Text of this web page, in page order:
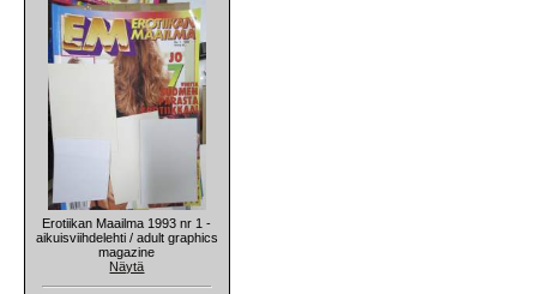
Erotiikan Maailma 1993 nr 1 -
aikuisviihdelehti / adult graphics
magazine
Näytä